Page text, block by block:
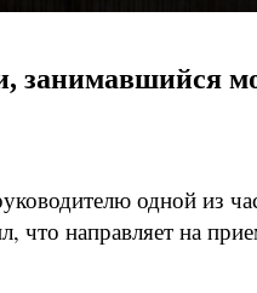
занимавшийся
одной из
что направляет на